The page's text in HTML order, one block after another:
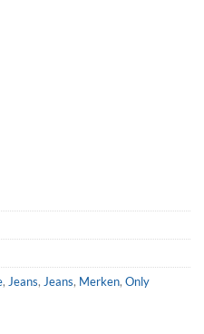
, Jeans, Jeans, Merken, Only